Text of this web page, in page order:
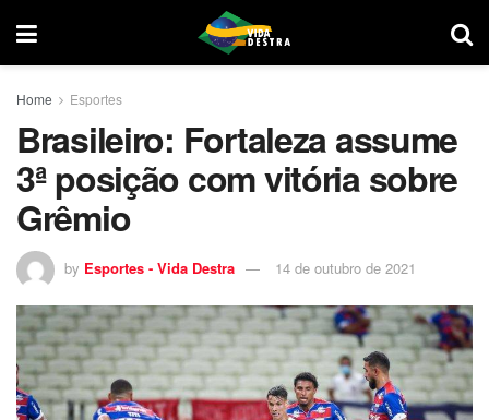
Home Esportes
Brasileiro: Fortaleza assume
3ª posição com vitória sobre
Grêmio
by Esportes - Vida Destra 14 de outubro de 2021